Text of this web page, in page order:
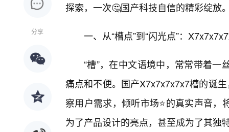
分享
探索，一次🤔国产科技自信的精彩绽放
一、从“槽点”到“闪光点”：
“槽”，在中文语境中，常常带着
痛点和不便。国产X7x7x7x7x7槽的诞
察用户需求，倾听市场⭐的真实声音
为了产品设计的亮点，甚至成为了其独